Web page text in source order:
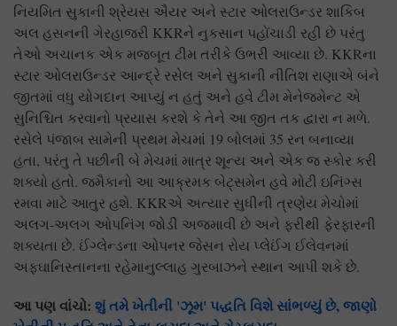
નિયમિત સુકાની શ્રેયસ ઐયર અને સ્ટાર ઓલરાઉન્ડર શાકિબ
અલ હસનની ગેરહાજરી KKRને નુકસાન પહોંચાડી રહી છે પરંતુ
તેઓ અચાનક એક મજબૂત ટીમ તરીકે ઉભરી આવ્યા છે. KKRના
સ્ટાર ઓલરાઉન્ડર આન્દ્રે રસેલ અને સુકાની નીતિશ રાણાએ બંને
જીતમાં વધુ યોગદાન આપ્યું ન હતું અને હવે ટીમ મેનેજમેન્ટ એ
સુનિશ્ચિત કરવાનો પ્રયાસ કરશે કે તેને આ જીત તક દ્વારા ન મળે.
રસેલે પંજાબ સામેની પ્રથમ મેચમાં 19 બોલમાં 35 રન બનાવ્યા
હતા, પરંતુ તે પછીની બે મેચમાં માત્ર શૂન્ય અને એક જ સ્કોર કરી
શક્યો હતો. જમૈકાનો આ આક્રમક બેટ્સમેન હવે મોટી ઇનિંગ્સ
રમવા માટે આતુર હશે. KKRએ અત્યાર સુધીની ત્રણેય મેચોમાં
અલગ-અલગ ઓપનિંગ જોડી અજમાવી છે અને ફરીથી ફેરફારની
શક્યતા છે. ઈંગ્લેન્ડના ઓપનર જેસન રોય પ્લેઈંગ ઈલેવનમાં
અફઘાનિસ્તાનના રહેમાનુલ્લાહ ગુરબાઝને સ્થાન આપી શકે છે.
આ પણ વાંચો: શું તમે ખેતીની 'ઝૂમ' પદ્ધતિ વિશે સાંભળ્યું છે, જાણો